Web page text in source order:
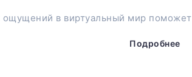
в виртуальный мир поможет
Подробнее